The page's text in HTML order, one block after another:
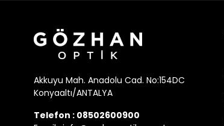
Akkuyu Mah. Anadolu Cad. No:154DC
Konyaaltı/ANTALYA
Telefon : 08502600900